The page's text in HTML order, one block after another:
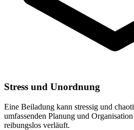
Stress und Unordnung
Eine Beiladung kann stressig und
umfassenden Planung und
reibungslos verläuft.